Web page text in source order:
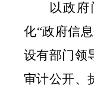
以政
化“政府信
设有部门领
审计公开、